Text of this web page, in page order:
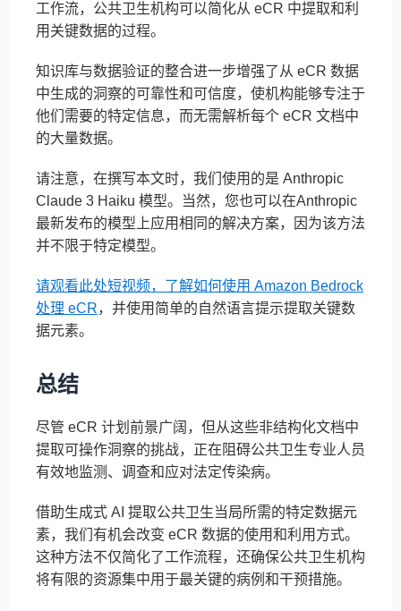
工作流，公共卫生机构可以简化从 eCR 中提取和利
用关键数据的过程。
知识库与数据验证的整合进一步增强了从 eCR 数据
中生成的洞察的可靠性和可信度，使机构能够专注于
他们需要的特定信息，而无需解析每个 eCR 文档中
的大量数据。
请注意，在撰写本文时，我们使用的是 Anthropic
Claude 3 Haiku 模型。当然，您也可以在Anthropic
最新发布的模型上应用相同的解决方案，因为该方法
并不限于特定模型。
请观看此处短视频，了解如何使用 Amazon Bedrock
处理 eCR，并使用简单的自然语言提示提取关键数
据元素。
总结
尽管 eCR 计划前景广阔，但从这些非结构化文档中
提取可操作洞察的挑战，正在阻碍公共卫生专业人员
有效地监测、调查和应对法定传染病。
借助生成式 AI 提取公共卫生当局所需的特定数据元
素，我们有机会改变 eCR 数据的使用和利用方式。
这种方法不仅简化了工作流程，还确保公共卫生机构
将有限的资源集中用于最关键的病例和干预措施。